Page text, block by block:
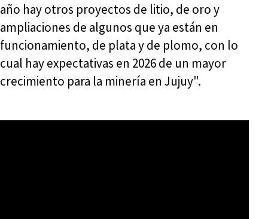
año hay otros proyectos de litio, de oro y
ampliaciones de algunos que ya están en
funcionamiento, de plata y de plomo, con lo
cual hay expectativas en 2026 de un mayor
crecimiento para la minería en Jujuy".